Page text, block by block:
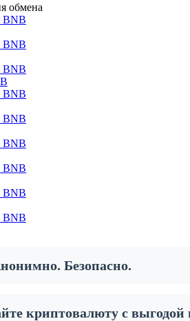
обмена
BNB
BNB
BNB
BNB
BNB
BNB
BNB
BNB
BNB
Безопасно.
криптовалюту с выгодой